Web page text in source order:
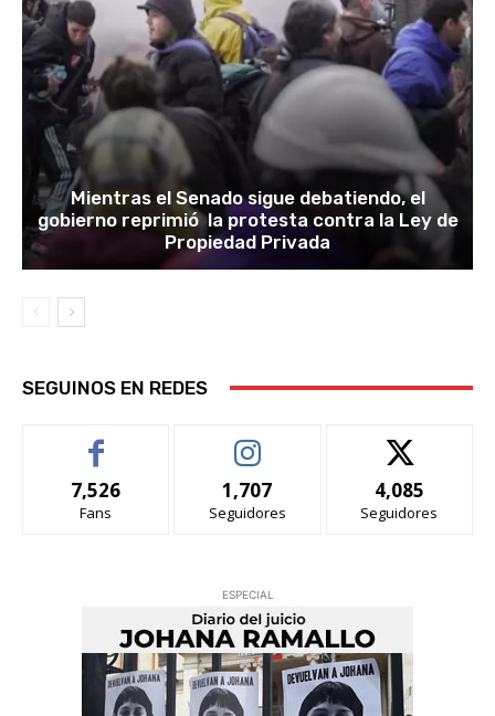
Mientras el Senado sigue debatiendo, el
gobierno reprimió la protesta contra la Ley de
Propiedad Privada
SEGUINOS EN REDES
7,526
Fans
1,707
Seguidores
4,085
Seguidores
ESPECIAL